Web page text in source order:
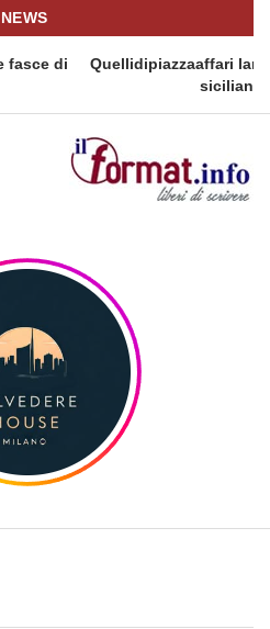
NEWS
lancia un nuovo
siciliana: